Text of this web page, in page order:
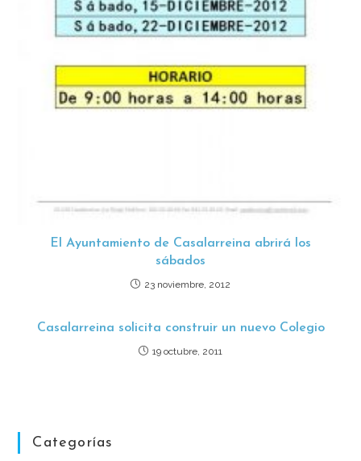
El Ayuntamiento de Casalarreina abrirá los
sábados
23 noviembre, 2012
Casalarreina solicita construir un nuevo Colegio
19 octubre, 2011
Categorías